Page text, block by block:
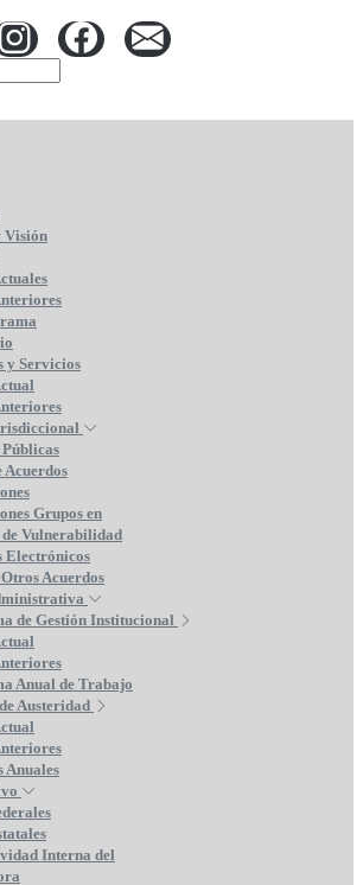
Visión
y Servicios
Públicas
Acuerdos
Grupos en
Vulnerabilidad
Electrónicos
Acuerdos
de Gestión Institucional
Anual de Trabajo
Austeridad
Anuales
Interna del